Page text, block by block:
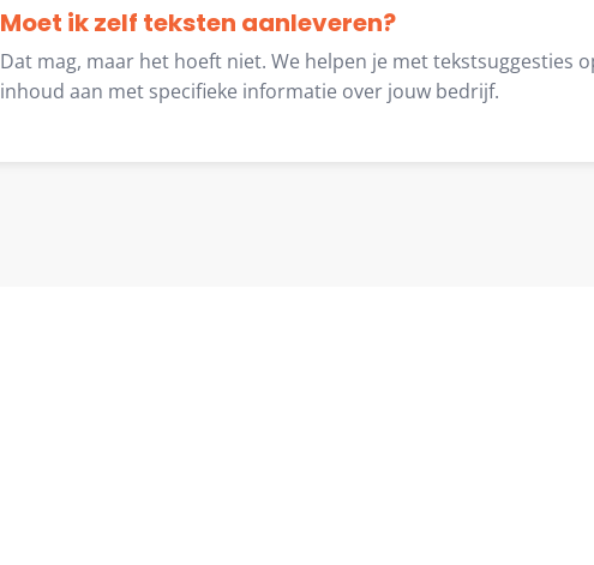
Moet ik zelf teksten aanleveren?
Dat mag, maar het hoeft niet. We helpen je met tekstsuggesties
inhoud aan met specifieke informatie over jouw bedrijf.